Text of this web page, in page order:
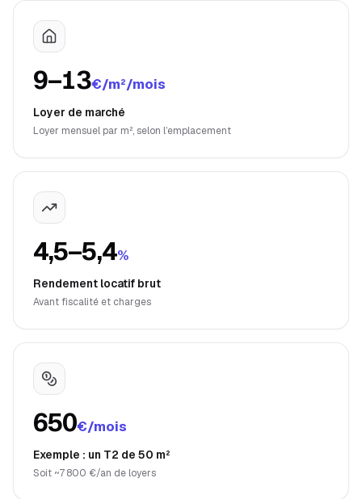
9–13€/m²/mois
Loyer de marché
Loyer mensuel par m², selon l’emplacement
4,5–5,4%
Rendement locatif brut
Avant fiscalité et charges
650€/mois
Exemple : un T2 de 50 m²
Soit ~7 800 €/an de loyers